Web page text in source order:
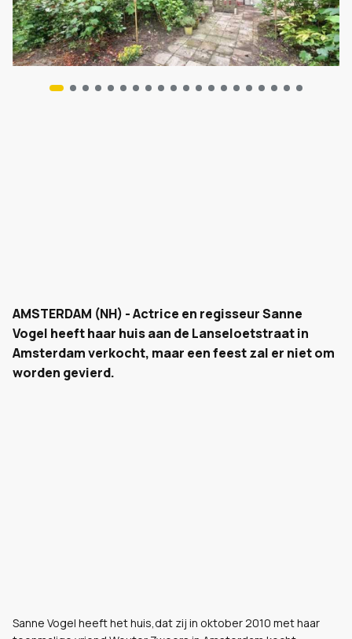
AMSTERDAM (NH) - Actrice en regisseur Sanne
Vogel heeft haar huis aan de Lanseloetstraat in
Amsterdam verkocht, maar een feest zal er niet om
worden gevierd.
Sanne Vogel heeft het huis,dat zij in oktober 2010 met haar